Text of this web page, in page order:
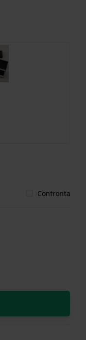
Confronta